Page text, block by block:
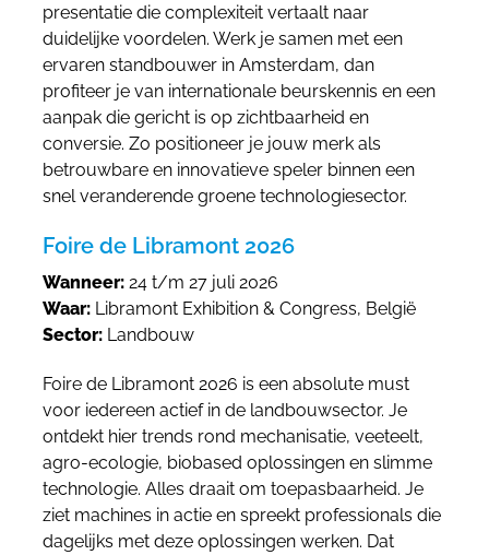
presentatie die complexiteit vertaalt naar
duidelijke voordelen. Werk je samen met een
ervaren standbouwer in Amsterdam, dan
profiteer je van internationale beurskennis en een
aanpak die gericht is op zichtbaarheid en
conversie. Zo positioneer je jouw merk als
betrouwbare en innovatieve speler binnen een
snel veranderende groene technologiesector.
Foire de Libramont 2026
Wanneer: 24 t/m 27 juli 2026
Waar: Libramont Exhibition & Congress, België
Sector: Landbouw
Foire de Libramont 2026 is een absolute must
voor iedereen actief in de landbouwsector. Je
ontdekt hier trends rond mechanisatie, veeteelt,
agro-ecologie, biobased oplossingen en slimme
technologie. Alles draait om toepasbaarheid. Je
ziet machines in actie en spreekt professionals die
dagelijks met deze oplossingen werken. Dat